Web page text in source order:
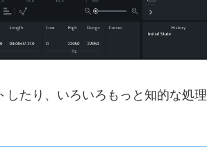
たり、いろいろもっと知的な処理